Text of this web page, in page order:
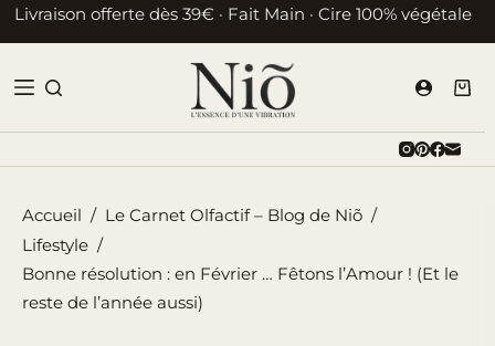
Passer
au
Livraison offerte dès 39€ · Fait Main · Cire 100% végétale
Accueil / Le Carnet Olfactif – Blog de Niõ /
Lifestyle /
Bonne résolution : en Février … Fêtons l’Amour ! (Et le
reste de l’année aussi)